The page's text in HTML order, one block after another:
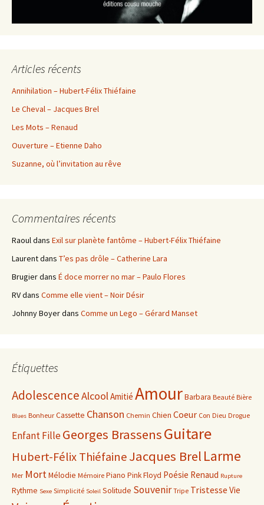
Articles récents
Annihilation – Hubert-Félix Thiéfaine
Le Cheval – Jacques Brel
Les Mots – Renaud
Ouverture – Etienne Daho
Suzanne, où l’invitation au rêve
Commentaires récents
Raouldans Exil sur planète fantôme – Hubert-Félix Thiéfaine
Laurentdans T’es pas drôle – Catherine Lara
Brugierdans É doce morrer no mar – Paulo Flores
RVdans Comme elle vient – Noir Désir
Johnny Boyerdans Comme un Lego – Gérard Manset
Étiquettes
AdolescenceAlcoolAmitié AmourBarbara Beauté Bière
Blues Bonheur Cassette Chanson Chemin Chien Coeur Con Dieu Drogue
EnfantFilleGeorges BrassensGuitare
Hubert-Félix ThiéfaineJacques Brel Larme
Mer MortMélodie Mémoire Piano Pink Floyd Poésie Renaud Rupture
Rythme Sexe Simplicité Soleil Solitude Souvenir Tripe Tristesse Vie